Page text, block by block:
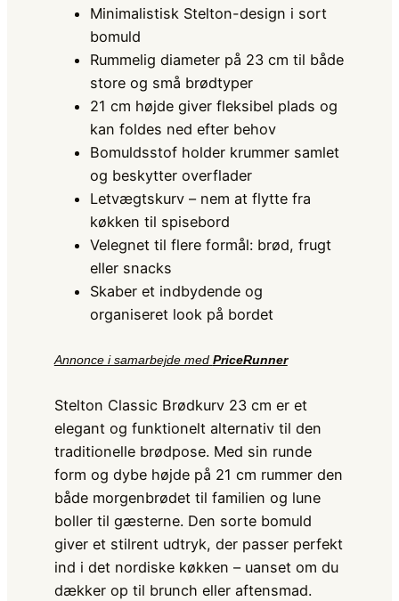
Minimalistisk Stelton-design i sort
bomuld
Rummelig diameter på 23 cm til både
store og små brødtyper
21 cm højde giver fleksibel plads og
kan foldes ned efter behov
Bomuldsstof holder krummer samlet
og beskytter overflader
Letvægtskurv – nem at flytte fra
køkken til spisebord
Velegnet til flere formål: brød, frugt
eller snacks
Skaber et indbydende og
organiseret look på bordet
Annonce i samarbejde med PriceRunner
Stelton Classic Brødkurv 23 cm er et
elegant og funktionelt alternativ til den
traditionelle brødpose. Med sin runde
form og dybe højde på 21 cm rummer den
både morgenbrødet til familien og lune
boller til gæsterne. Den sorte bomuld
giver et stilrent udtryk, der passer perfekt
ind i det nordiske køkken – uanset om du
dækker op til brunch eller aftensmad.